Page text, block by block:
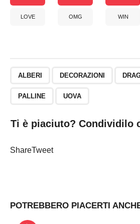
LOVE OMG WIN
ALBERI DECORAZIONI
PALLINE UOVA
Ti è piaciuto? Condividilo
ShareTweet
POTREBBERO PIACERTI